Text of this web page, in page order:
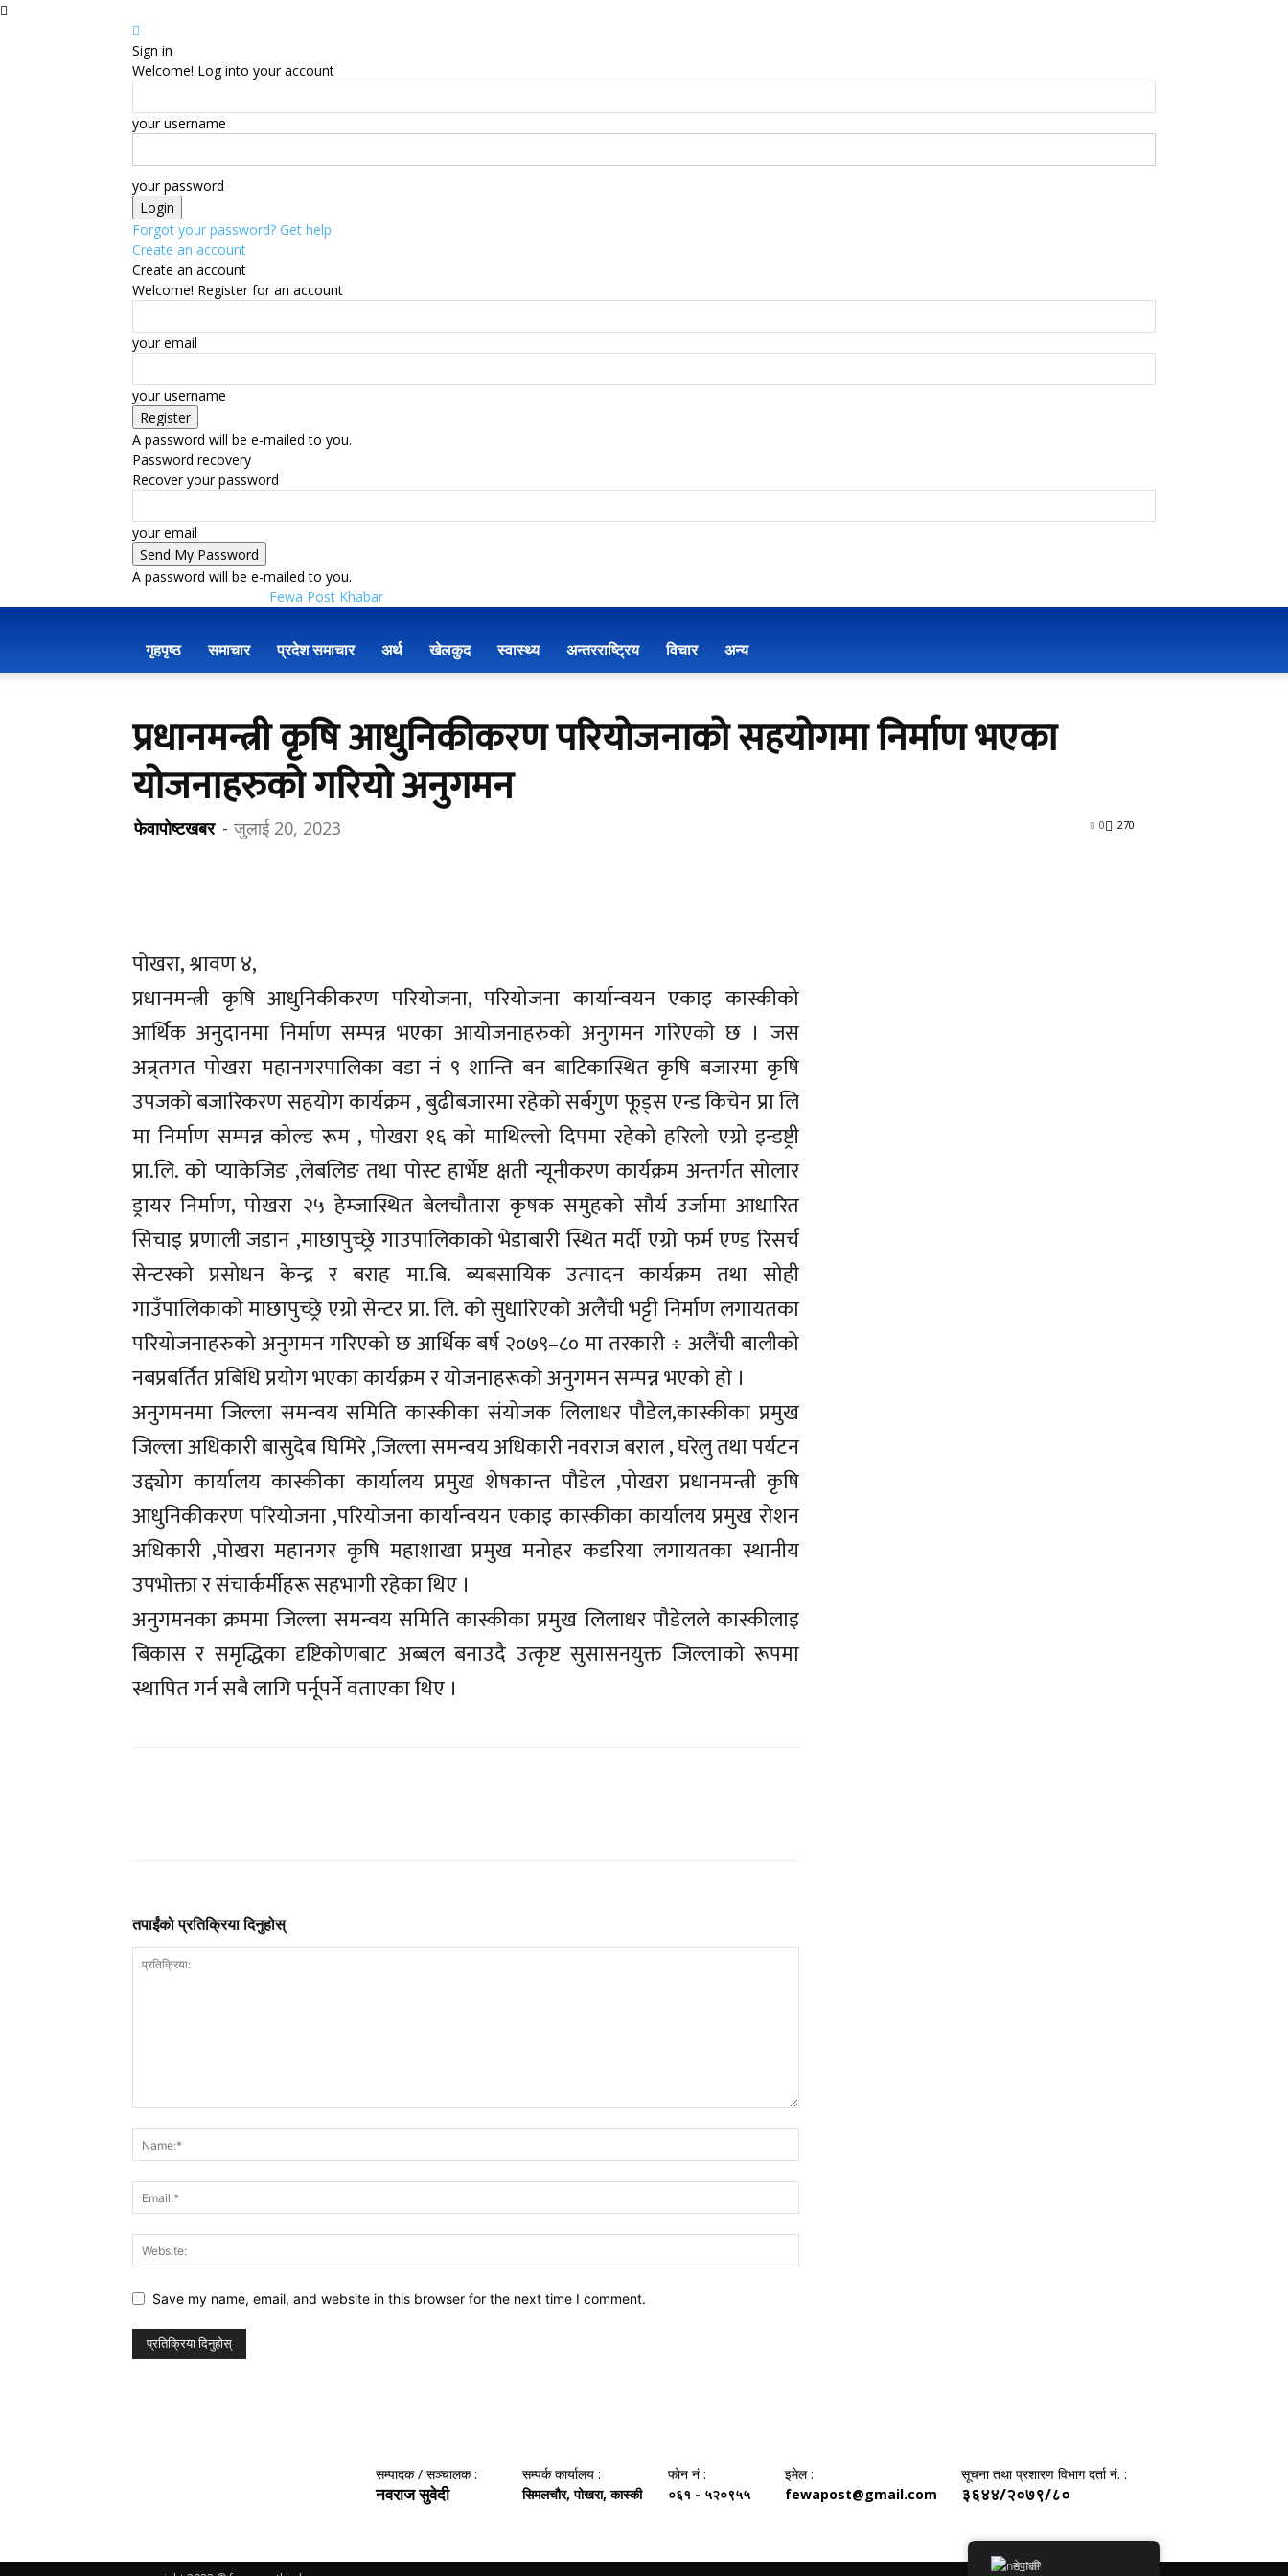
Sign in
Welcome! Log into your account
your username
your password
Forgot your password? Get help
Create an account
Create an account
Welcome! Register for an account
your email
your username
A password will be e-mailed to you.
Password recovery
Recover your password
your email
A password will be e-mailed to you.
Fewa Post Khabar
गृहपृष्ठ समाचार प्रदेश समाचार अर्थ खेलकुद स्वास्थ्य अन्तरराष्ट्रिय विचार अन्य
प्रधानमन्त्री कृषि आधुनिकीकरण परियोजनाको सहयोगमा निर्माण भएका
योजनाहरुको गरियो अनुगमन
फेवापोष्टखबर - जुलाई 20, 2023 270
0
पोखरा, श्रावण ४,
प्रधानमन्त्री कृषि आधुनिकीकरण परियोजना, परियोजना कार्यान्वयन एकाइ कास्कीको
आर्थिक अनुदानमा निर्माण सम्पन्न भएका आयोजनाहरुको अनुगमन गरिएको छ । जस
अन्र्तगत पोखरा महानगरपालिका वडा नं ९ शान्ति बन बाटिकास्थित कृषि बजारमा कृषि
उपजको बजारिकरण सहयोग कार्यक्रम , बुढीबजारमा रहेको सर्बगुण फूड्स एन्ड किचेन प्रा लि
मा निर्माण सम्पन्न कोल्ड रूम , पोखरा १६ को माथिल्लो दिपमा रहेको हरिलो एग्रो इन्डष्ट्री
प्रा.लि. को प्याकेजिङ ,लेबलिङ तथा पोस्ट हार्भेष्ट क्षती न्यूनीकरण कार्यक्रम अन्तर्गत सोलार
ड्रायर निर्माण, पोखरा २५ हेम्जास्थित बेलचौतारा कृषक समुहको सौर्य उर्जामा आधारित
सिचाइ प्रणाली जडान ,माछापुच्छ्रे गाउपालिकाको भेडाबारी स्थित मर्दी एग्रो फर्म एण्ड रिसर्च
सेन्टरको प्रसोधन केन्द्र र बराह मा.बि. ब्यबसायिक उत्पादन कार्यक्रम तथा सोही
गाउँपालिकाको माछापुच्छ्रे एग्रो सेन्टर प्रा. लि. को सुधारिएको अलैंची भट्टी निर्माण लगायतका
परियोजनाहरुको अनुगमन गरिएको छ आर्थिक बर्ष २०७९–८० मा तरकारी ÷ अलैंची बालीको
नबप्रबर्तित प्रबिधि प्रयोग भएका कार्यक्रम र योजनाहरूको अनुगमन सम्पन्न भएको हो ।
अनुगमनमा जिल्ला समन्वय समिति कास्कीका संयोजक लिलाधर पौडेल,कास्कीका प्रमुख
जिल्ला अधिकारी बासुदेब घिमिरे ,जिल्ला समन्वय अधिकारी नवराज बराल , घरेलु तथा पर्यटन
उद्द्योग कार्यालय कास्कीका कार्यालय प्रमुख शेषकान्त पौडेल ,पोखरा प्रधानमन्त्री कृषि
आधुनिकीकरण परियोजना ,परियोजना कार्यान्वयन एकाइ कास्कीका कार्यालय प्रमुख रोशन
अधिकारी ,पोखरा महानगर कृषि महाशाखा प्रमुख मनोहर कडरिया लगायतका स्थानीय
उपभोक्ता र संचार्कर्मीहरू सहभागी रहेका थिए ।
अनुगमनका क्रममा जिल्ला समन्वय समिति कास्कीका प्रमुख लिलाधर पौडेलले कास्कीलाइ
बिकास र समृद्धिका दृष्टिकोणबाट अब्बल बनाउदै उत्कृष्ट सुसासनयुक्त जिल्लाको रूपमा
स्थापित गर्न सबै लागि पर्नूपर्ने वताएका थिए ।
तपाईंको प्रतिक्रिया दिनुहोस्
Save my name, email, and website in this browser for the next time I comment.
सम्पादक / सञ्‍चालक :
नवराज सुवेदी
सम्पर्क कार्यालय :
सिमलचौर, पोखरा, कास्की
फोन नं‌ :
०६१ - ५२०९५५
इमेल :
fewapost@gmail.com
सूचना तथा प्रशारण विभाग दर्ता नं. :
३६४४/२०७९/८०
नेपाली